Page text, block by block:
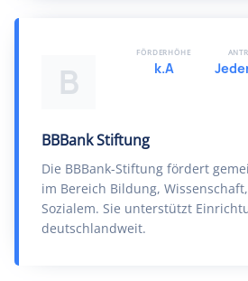
B
BBBank Stiftung
Die BBBank-Stiftung fördert
im Bereich Bildung,
Sozialem. Sie unterstützt
deutschlandweit.
FÖRDERHÖHE
k.A